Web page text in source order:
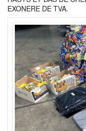
EXONERE DE TVA.